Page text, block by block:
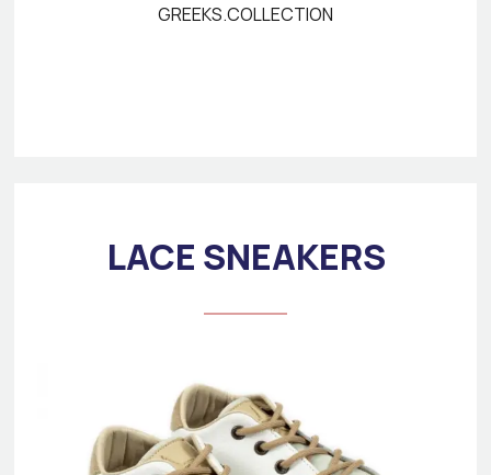
GREEKS.COLLECTION
LACE SNEAKERS